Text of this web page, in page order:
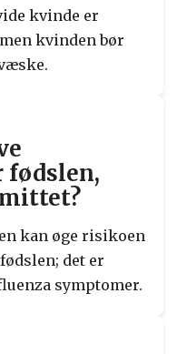
kvinde er
kvinden bør
fødslen,
kan øge risikoen
det er
symptomer.